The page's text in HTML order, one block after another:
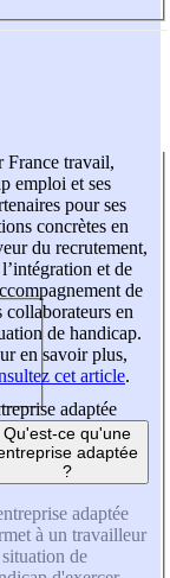
France travail,
emploi et ses
pour ses
concrètes en
du recrutement,
et de
de
collaborateurs en
de handicap.
en savoir plus,
cet article.
adaptée
Qu'est-ce qu'une
adaptée
?
adaptée
à un travailleur
de